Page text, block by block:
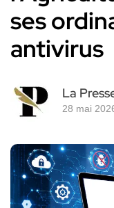
ses
antivirus
La
28 mai